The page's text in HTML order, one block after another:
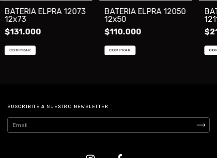
BATERIA ELPRA 12073
12x73
$131.000
BATERIA ELPRA 12050
12x50
$110.000
SUSCRIBITE A NUESTRO NEWSLETTER